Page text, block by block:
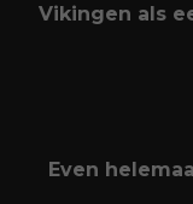
Vikingen als
Even